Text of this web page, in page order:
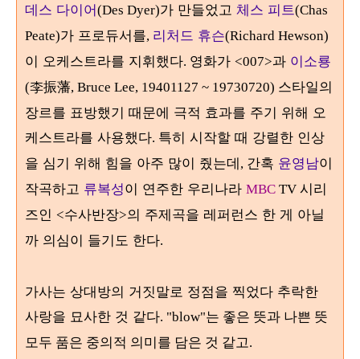
데스 다이어(Des Dyer)가 만들었고 체스 피트(Chas
Peate)가 프로듀서를, 리처드 휴슨(Richard Hewson)
이 오케스트라를 지휘했다. 영화가 <007>과 이소룡
(李振藩, Bruce Lee, 19401127 ~ 19730720) 스타일의
장르를 표방했기 때문에 극적 효과를 주기 위해 오
케스트라를 사용했다. 특히 시작할 때 강렬한 인상
을 심기 위해 힘을 아주 많이 줬는데, 간혹 윤영남이
작곡하고 류복성이 연주한 우리나라 MBC TV 시리
즈인 <수사반장>의 주제곡을 레퍼런스 한 게 아닐
까 의심이 들기도 한다.
가사는 상대방의 거짓말로 정점을 찍었다 추락한
사랑을 묘사한 것 같다. "blow"는 좋은 뜻과 나쁜 뜻
모두 품은 중의적 의미를 담은 것 같고.